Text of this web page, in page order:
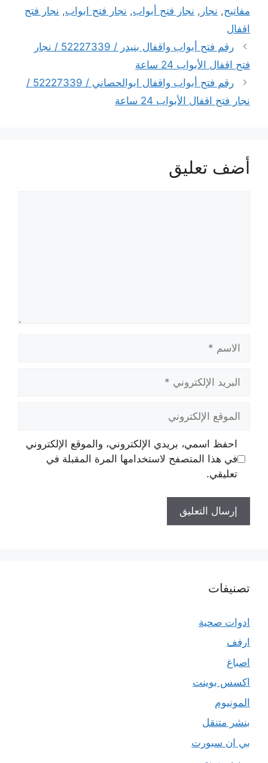
مفاتيح, نجار , نجار فتح أبواب, نجار فتح ابواب, نجار فتح
اقفال
رقم فتح أبواب واقفال بنيدر / 52227339 / نجار
فتح اقفال الأبواب 24 ساعة
رقم فتح أبواب واقفال ابوالحصاني / 52227339 /
نجار فتح اقفال الأبواب 24 ساعة
أضف تعليق
الاسم
البريد
الإلكتروني
الموقع
الإلكتروني
احفظ اسمي، بريدي الإلكتروني، والموقع الإلكتروني
في هذا المتصفح لاستخدامها المرة المقبلة في
تعليقي.
تصنيفات
ادوات صحية
ارفف
اصباغ
اكسس بوينت
المونيوم
بنشر متنقل
بي ان سبورت